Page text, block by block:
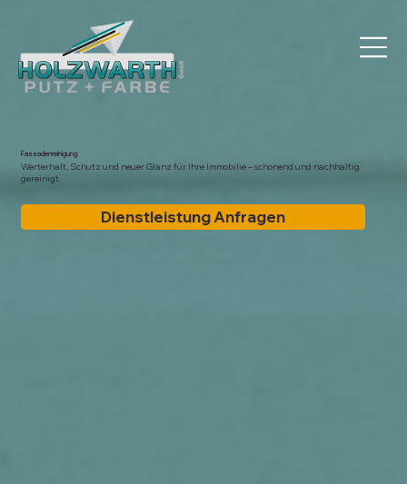
Fassadenreinigung
Werterhalt, Schutz und neuer Glanz für Ihre Immobilie – schonend und nachhaltig
gereinigt.
Dienstleistung Anfragen